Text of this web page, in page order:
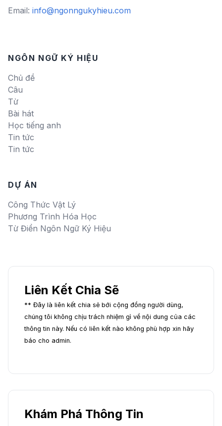
Email: info@ngonngukyhieu.com
NGÔN NGỮ KÝ HIỆU
Chủ đề
Câu
Từ
Bài hát
Học tiếng anh
Tin tức
Tin tức
DỰ ÁN
Công Thức Vật Lý
Phương Trình Hóa Học
Từ Điển Ngôn Ngữ Ký Hiệu
Liên Kết Chia Sẽ
** Đây là liên kết chia sẻ bới cộng đồng người dùng,
chúng tôi không chịu trách nhiệm gì về nội dung của các
thông tin này. Nếu có liên kết nào không phù hợp xin hãy
báo cho admin.
Khám Phá Thông Tin